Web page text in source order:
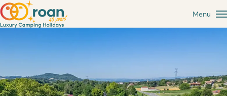
Menu